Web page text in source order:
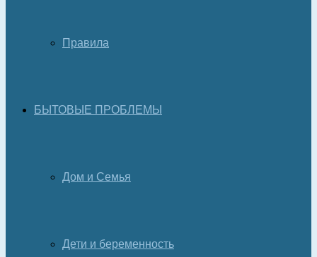
Правила
БЫТОВЫЕ ПРОБЛЕМЫ
Дом и Семья
Дети и беременность